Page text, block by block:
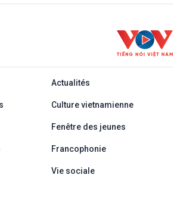
tiếng Pháp
Actualités
Culture vietnamienne
Fenêtre des jeunes
Francophonie
Vie sociale